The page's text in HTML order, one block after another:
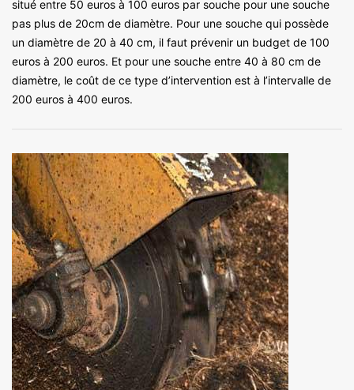
situé entre 50 euros à 100 euros par souche pour une souche
pas plus de 20cm de diamètre. Pour une souche qui possède
un diamètre de 20 à 40 cm, il faut prévenir un budget de 100
euros à 200 euros. Et pour une souche entre 40 à 80 cm de
diamètre, le coût de ce type d’intervention est à l’intervalle de
200 euros à 400 euros.